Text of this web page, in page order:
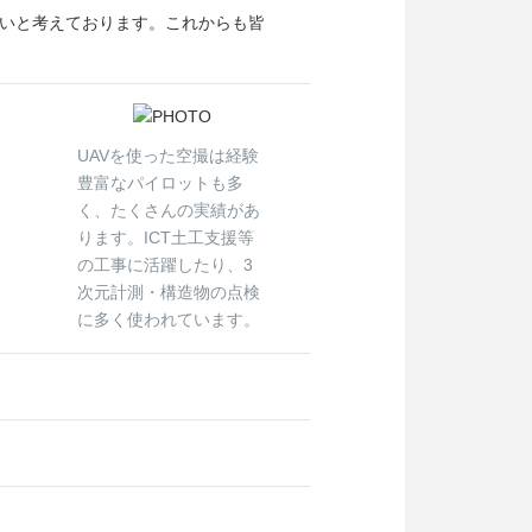
と考えております。これからも皆
UAVを使った空撮は経験
豊富なパイロットも多
く、たくさんの実績があ
ります。ICT土工支援等
の工事に活躍したり、3
次元計測・構造物の点検
に多く使われています。